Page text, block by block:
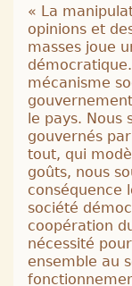
« La
opinions et
masses joue
mécanisme
le pays.
gouvernés
tout, qui
goûts, nous
conséquence
société
coopération
nécessité
ensemble au